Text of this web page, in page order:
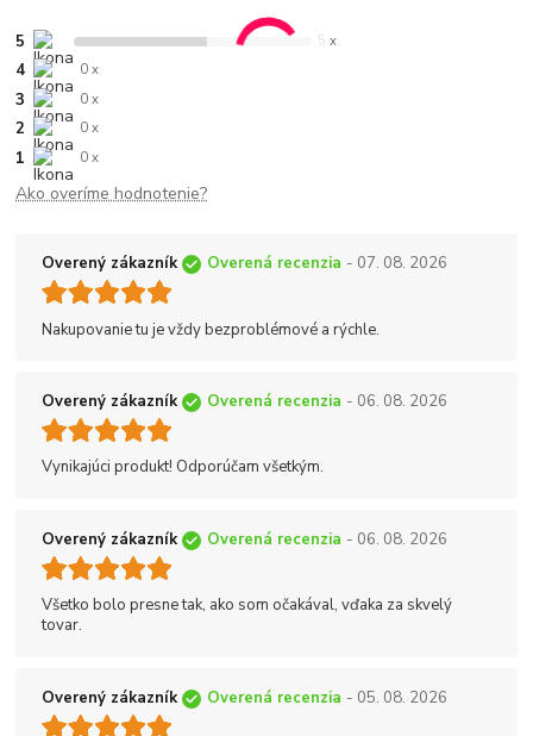
5 5 x
4 0 x
3 0 x
2 0 x
1 0 x
Ako overíme hodnotenie?
Overený zákazník Overená recenzia - 07. 08. 2026
Nakupovanie tu je vždy bezproblémové a rýchle.
Overený zákazník Overená recenzia - 06. 08. 2026
Vynikajúci produkt! Odporúčam všetkým.
Overený zákazník Overená recenzia - 06. 08. 2026
Všetko bolo presne tak, ako som očakával, vďaka za skvelý
tovar.
Overený zákazník Overená recenzia - 05. 08. 2026